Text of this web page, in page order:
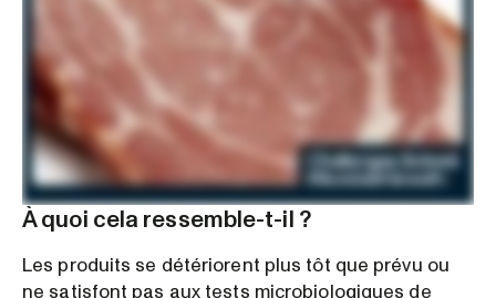
À quoi cela ressemble-t-il ?
Les produits se détériorent plus tôt que prévu ou
ne satisfont pas aux tests microbiologiques de